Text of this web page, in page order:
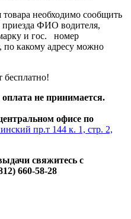
необходимо сообщить
ФИО водителя,
и гос. номер
по какому адресу можно
бесплатно!
не принимается.
офисе по
пр.т 144 к. 1, стр. 2,
свяжитесь с
660-58-28